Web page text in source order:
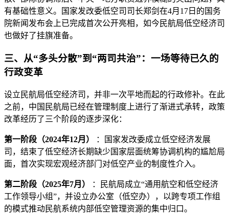
有基础性意义。国家发改委低空司司长郑剑在4月17日的国务
院新闻发布会上已完成首次公开亮相，如今民航局低空经济司
也做好了挂旗准备。
三、从“多头分散”到“两司共治”：一场等待已久的
行政变革
设立民航局低空经济司，并非一次平地而起的行政修补。在此
之前，中国民航局已经在管理制度上进行了渐进式承转，政策
改革经历了三个阶段的逐步深化：
第一阶段（2024年12月）
：国家发改委成立低空经济发展
司，结束了低空经济长期缺少国家层面统筹协调机构的尴尬局
面，首次实现宏观经济部门对低空产业的制度性介入。
第二阶段（2025年7月）
：民航局成立“通用航空和低空经济
工作领导小组”，并设立办公室（低空办），以跨专项工作组
的模式推动民航系统内部低空管理资源的集中归口。